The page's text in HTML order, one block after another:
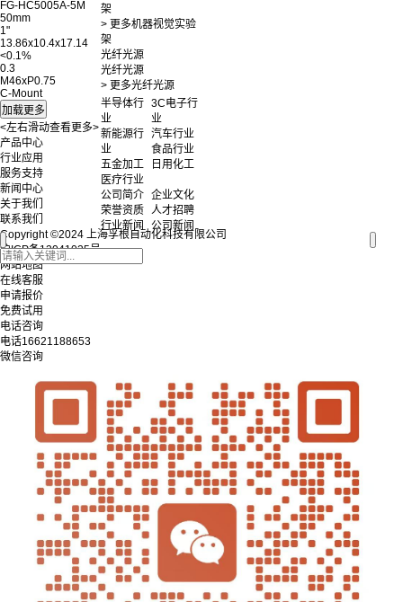
架
> 更多机器视觉实验
架
光纤光源
光纤光源
> 更多光纤光源
半导体行
业
3C电子行
业
新能源行
业
汽车行业
食品行业
五金加工
日用化工
医疗行业
公司简介 企业文化
荣誉资质 人才招聘
行业新闻
公司新闻
FG-HC5005A-5M
50mm
1"
13.86x10.4x17.14
<0.1%
0.3
M46xP0.75
C-Mount
<左右滑动查看更多>
产品中心
行业应用
服务支持
新闻中心
关于我们
联系我们
Copyright ©2024 上海孚根自动化科技有限公司
沪ICP备12041025号
网站地图
在线客服
申请报价
免费试用
电话咨询
电话16621188653
微信咨询